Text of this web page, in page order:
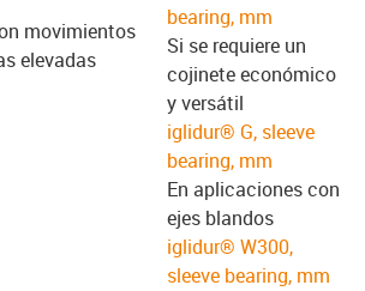
movimientos
elevadas
bearing, mm
Si se requiere un
cojinete económico
y versátil
iglidur® G, sleeve
bearing, mm
En aplicaciones con
ejes blandos
iglidur® W300,
sleeve bearing, mm